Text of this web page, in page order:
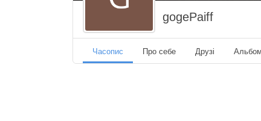
gogePaiff
Часопис Про себе Друзі